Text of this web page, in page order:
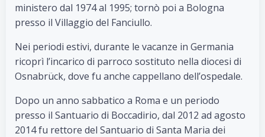
ministero dal 1974 al 1995; tornò poi a Bologna
presso il Villaggio del Fanciullo.
Nei periodi estivi, durante le vacanze in Germania
ricoprì l’incarico di parroco sostituto nella diocesi di
Osnabrück, dove fu anche cappellano dell’ospedale.
Dopo un anno sabbatico a Roma e un periodo
presso il Santuario di Boccadirio, dal 2012 ad agosto
2014 fu rettore del Santuario di Santa Maria dei